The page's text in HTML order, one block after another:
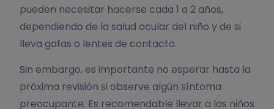
pueden necesitar hacerse cada 1 a 2 años,
dependiendo de la salud ocular del niño y de si
lleva gafas o lentes de contacto.
Sin embargo, es importante no esperar hasta la
próxima revisión si observe algún síntoma
preocupante. Es recomendable llevar a los niños